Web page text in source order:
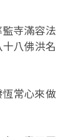
寺滿容法
八佛洪名
常心來做